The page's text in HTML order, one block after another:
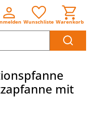
Wunschliste Warenkorb
mit